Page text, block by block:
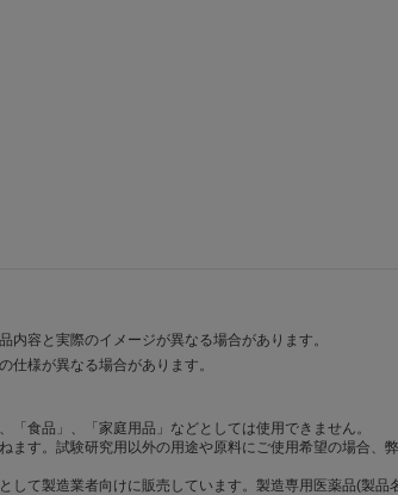
容と実際のイメージが異なる場合があります。
仕様が異なる場合があります。
食品」、「家庭用品」などとしては使用できません。
す。試験研究用以外の用途や原料にご使用希望の場合、
て製造業者向けに販売しています。製造専用医薬品(製品